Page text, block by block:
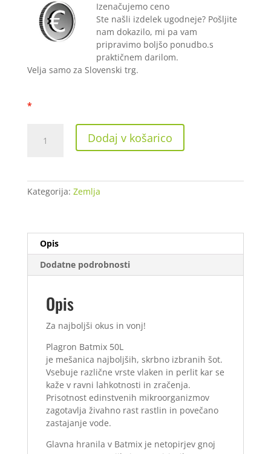
Izenačujemo ceno
Ste našli izdelek ugodneje? Pošljite
nam dokazilo, mi pa vam
pripravimo boljšo ponudbo.s
praktičnem darilom.
Velja samo za Slovenski trg.
Batmix
(paleta
/
količina
Dodaj v košarico
Kategorija: Zemlja
Opis
Dodatne podrobnosti
Opis
Za najboljši okus in vonj!
Plagron Batmix 50L
je mešanica najboljših, skrbno izbranih šot.
Vsebuje različne vrste vlaken in perlit kar se
kaže v ravni lahkotnosti in zračenja.
Prisotnost edinstvenih mikroorganizmov
zagotavlja živahno rast rastlin in povečano
zastajanje vode.
Glavna hranila v Batmix je netopirjev gnoj